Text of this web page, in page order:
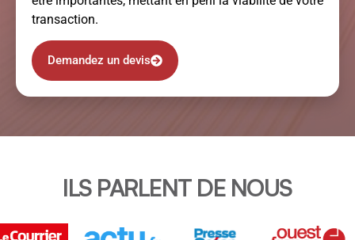
transaction.
Demandez un devis
ILS PARLENT DE NOUS